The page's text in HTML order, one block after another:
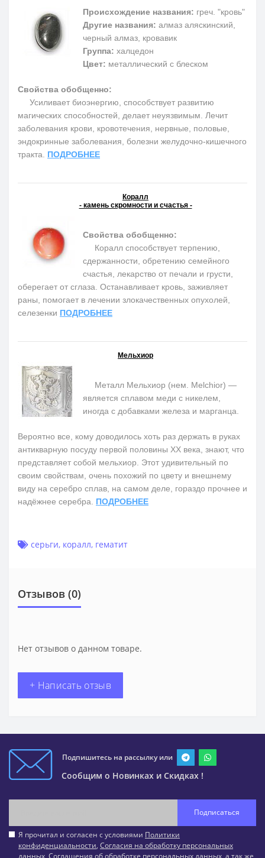
Происхождение названия: греч. "кровь"
Другие названия: алмаз аляскинский,
черный алмаз, кровавик
Группа: халцедон
Цвет: металлический с блеском
Свойства обобщенно:
Усиливает биоэнергию, способствует развитию
магических способностей, делает неуязвимым. Лечит
заболевания крови, кровотечения, нервные, половые,
эндокринные заболевания, болезни желудочно-кишечного
тракта. ПОДРОБНЕЕ
Коралл
- камень скромности и счастья -
Свойства обобщенно:
Коралл способствует терпению,
сдержанности, обретению семейного
счастья, лекарство от печали и грусти,
оберегает от сглаза. Останавливает кровь, заживляет
раны, помогает в лечении злокачественных опухолей,
селезенки ПОДРОБНЕЕ
Мельхиор
Металл Мельхиор (нем. Melchior) —
является сплавом меди с никелем,
иногда с добавками железа и марганца.
Вероятно все, кому доводилось хоть раз держать в руках
антикварную посуду первой половины ХХ века, знают, что
представляет собой мельхиор. Этот удивительный по
своим свойствам, очень похожий по цвету и внешнему
виду на серебро сплав, на самом деле, гораздо прочнее и
надёжнее серебра. ПОДРОБНЕЕ
серьги, коралл, гематит
Отзывов (0)
Нет отзывов о данном товаре.
+ Написать отзыв
Подпишитесь на рассылку или
Сообщим о Новинках и Скидках !
Подписаться
Я прочитал и согласен с условиями Политики
конфиденциальности, Согласия на обработку персональных
данных Соглашения об обработке персональных данных , а так же